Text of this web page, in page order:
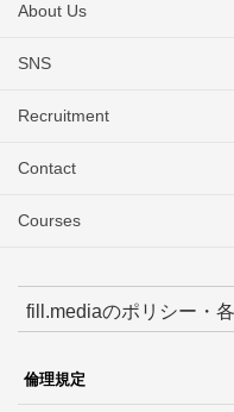
About Us
SNS
Recruitment
Contact
Courses
fill.mediaのポリシー・
倫理規定